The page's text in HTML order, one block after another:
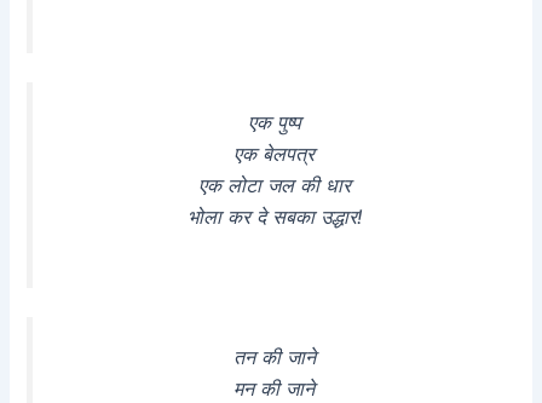
एक पुष्प
एक बेलपत्र
एक लोटा जल की धार
भोला कर दे सबका उद्धार!
तन की जाने
मन की जाने